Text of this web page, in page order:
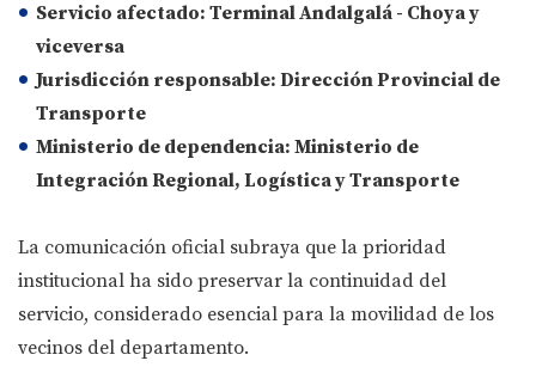
Servicio afectado: Terminal Andalgalá - Choya y
viceversa
Jurisdicción responsable: Dirección Provincial de
Transporte
Ministerio de dependencia: Ministerio de
Integración Regional, Logística y Transporte
La comunicación oficial subraya que la prioridad
institucional ha sido preservar la continuidad del
servicio, considerado esencial para la movilidad de los
vecinos del departamento.